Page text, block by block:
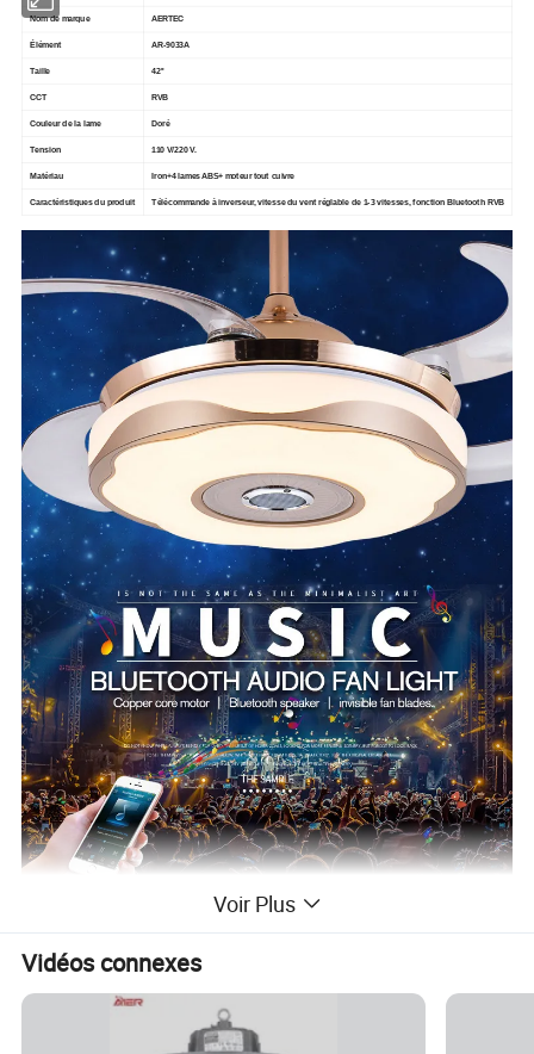
Nom de marque AERTEC
Élément AR-9033A
Taille 42''
CCT RVB
Couleur de la lame Doré
Tension 110 V/220 V.
Matériau Iron+4 lames ABS+ moteur tout cuivre
Caractéristiques du produit Télécommande à inverseur, vitesse du vent réglable de 1-3 vitesses, fonction Bluetooth RVB
Voir Plus
Vidéos connexes